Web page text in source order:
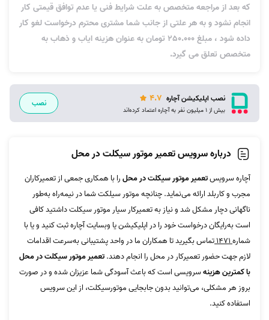
که بعد از مراجعه متخصص به علت شرایط فنی یا عدم توافق قیمتی کار
انجام نشود و به هر علتی از جانب شما مشتری محترم درخواست لغو کار
داده شود ، مبلغ 250.000 تومان به عنوان هزینه ایاب و ذهاب به
متخصص تعلق می گیرد.
نصب اپلیکیشن آچاره 4.7
بیش از 1 میلیون نفر به آچاره اعتماد کرده‌اند
نصب
درباره سرویس تعمیر موتور سیکلت در محل
آچاره سرویستعمیر موتور سیکلت در محلرا با همکاری جمعی از تعمیرکاران
مجرب و کاربلد ارائه می‌نماید. چنانچه موتور سیلکت شما در نیمه‌راه به‌طور
ناگهانی دچار مشکل شد و نیاز به تعمیرکار سیار موتور سیکلت داشتید کافی
است به‌رایگان درخواست خود را در اپلیکیشن یا وبسایت آچاره ثبت کنید و یا با
شماره1471
تماس بگیرید تا همکاران ما در واحد پشتیبانی به‌سرعت اقدامات
لازم جهت حضور تعمیرکار در محل را انجام دهند.تعمیر موتور سیکلت در محل
با کمترین هزینهسرویسی است که باعث آسودگی شما عزیزان شده و در صورت
بروز هر مشکلی، می‌توانید بدون جابجایی موتورسیکلت، از این سرویس
استفاده کنید.